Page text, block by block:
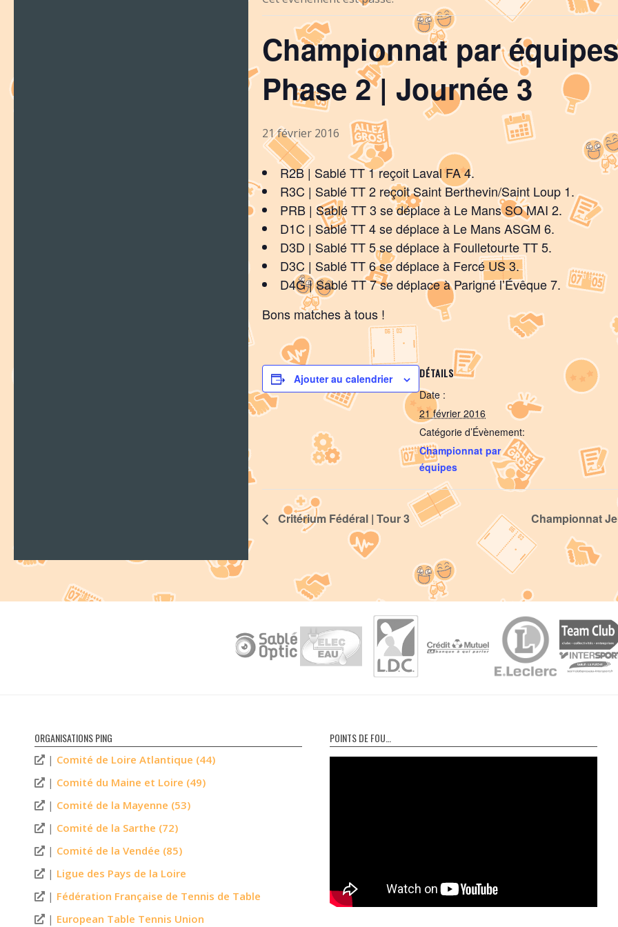
Championnat par
Phase 2 | Journée 3
21 février 2016
R2B | Sablé TT 1 reçoit Laval FA 4.
R3C | Sablé TT 2 reçoit Saint Berthevin/Saint Loup 1.
PRB | Sablé TT 3 se déplace à Le Mans SO MAI 2.
D1C | Sablé TT 4 se déplace à Le Mans ASGM 6.
D3D | Sablé TT 5 se déplace à Foulletourte TT 5.
D3C | Sablé TT 6 se déplace à Fercé US 3.
D4G | Sablé TT 7 se déplace à Parigné l’Évêque 7.
Bons matches à tous !
Ajouter au calendrier DÉTAILS
Date :
21 février 2016
Catégorie d’Évènement:
Championnat par
équipes
Critérium Fédéral | Tour 3 Championnat
ORGANISATIONS PING
| Comité de Loire Atlantique (44)
| Comité du Maine et Loire (49)
| Comité de la Mayenne (53)
| Comité de la Sarthe (72)
| Comité de la Vendée (85)
| Ligue des Pays de la Loire
| Fédération Française de Tennis de Table
| European Table Tennis Union
POINTS DE FOU…